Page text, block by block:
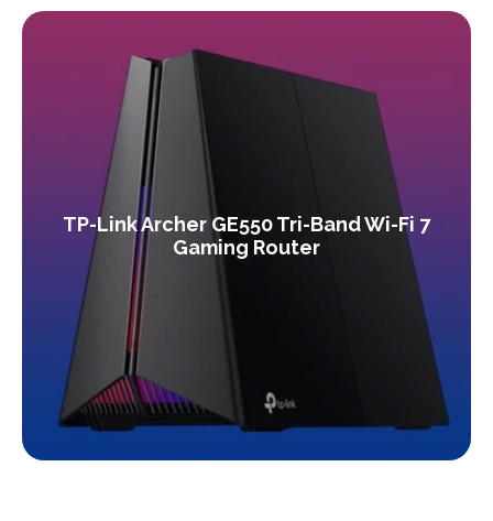
TP-Link Archer GE550 Tri-Band Wi-Fi 7
Gaming Router